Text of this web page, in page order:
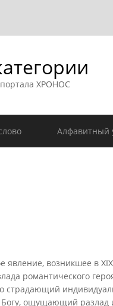
ХРОНОС
Алфавитный
возникшее в
романтического
страдающий
ощущающий разлад